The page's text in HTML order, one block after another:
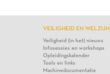
VEILIGHEID EN WELZIJN
Veiligheid (in het) nieuws
Infosessies en workshops
Opleidingskalender
Tools en links
Machinedocumentatie